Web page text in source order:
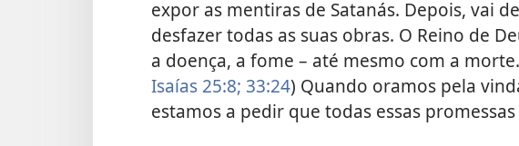
expor as mentiras de Satanás. Depois, vai
desfazer todas as suas obras. O Reino de
a doença, a fome – até mesmo com a
Isaías 25:8; 33:24) Quando oramos pela
estamos a pedir que todas essas